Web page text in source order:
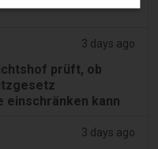
3 days ago
prüft, ob
kann
3 days ago